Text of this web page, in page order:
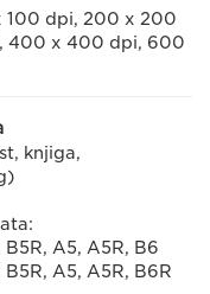
100 dpi, 200 x 200
400 x 400 dpi, 600
knjiga,
A5, A5R, B6
A5, A5R, B6R